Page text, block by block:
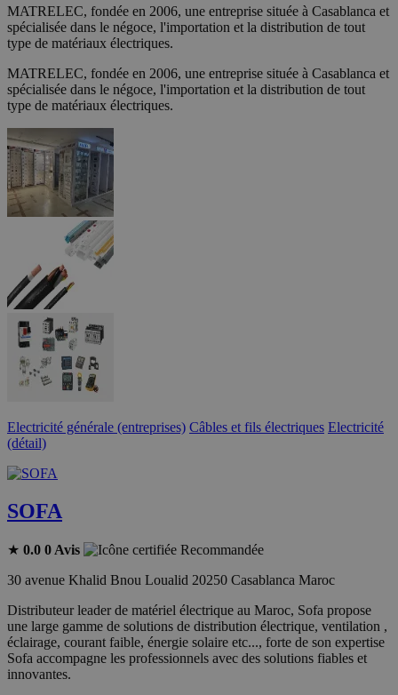
MATRELEC, fondée en 2006, une entreprise située à Casablanca et
spécialisée dans le négoce, l'importation et la distribution de tout
type de matériaux électriques.
MATRELEC, fondée en 2006, une entreprise située à Casablanca et
spécialisée dans le négoce, l'importation et la distribution de tout
type de matériaux électriques.
Electricité générale (entreprises) Câbles et fils électriques Electricité
(détail)
SOFA
★ 0.0 0 Avis
Recommandée
30 avenue Khalid Bnou Loualid 20250 Casablanca Maroc
Distributeur leader de matériel électrique au Maroc, Sofa propose
une large gamme de solutions de distribution électrique, ventilation ,
éclairage, courant faible, énergie solaire etc..., forte de son expertise
Sofa accompagne les professionnels avec des solutions fiables et
innovantes.